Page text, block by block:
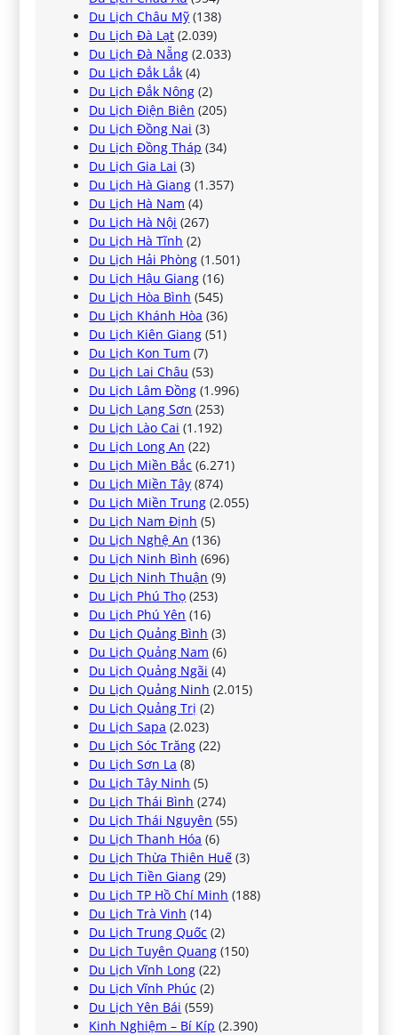
Du Lịch Châu Mỹ (138)
Du Lịch Đà Lạt (2.039)
Du Lịch Đà Nẵng (2.033)
Du Lịch Đắk Lắk (4)
Du Lịch Đắk Nông (2)
Du Lịch Điện Biên (205)
Du Lịch Đồng Nai (3)
Du Lịch Đồng Tháp (34)
Du Lịch Gia Lai (3)
Du Lịch Hà Giang (1.357)
Du Lịch Hà Nam (4)
Du Lịch Hà Nội (267)
Du Lịch Hà Tĩnh (2)
Du Lịch Hải Phòng (1.501)
Du Lịch Hậu Giang (16)
Du Lịch Hòa Bình (545)
Du Lịch Khánh Hòa (36)
Du Lịch Kiên Giang (51)
Du Lịch Kon Tum (7)
Du Lịch Lai Châu (53)
Du Lịch Lâm Đồng (1.996)
Du Lịch Lạng Sơn (253)
Du Lịch Lào Cai (1.192)
Du Lịch Long An (22)
Du Lịch Miền Bắc (6.271)
Du Lịch Miền Tây (874)
Du Lịch Miền Trung (2.055)
Du Lịch Nam Định (5)
Du Lịch Nghệ An (136)
Du Lịch Ninh Bình (696)
Du Lịch Ninh Thuận (9)
Du Lịch Phú Thọ (253)
Du Lịch Phú Yên (16)
Du Lịch Quảng Bình (3)
Du Lịch Quảng Nam (6)
Du Lịch Quảng Ngãi (4)
Du Lịch Quảng Ninh (2.015)
Du Lịch Quảng Trị (2)
Du Lịch Sapa (2.023)
Du Lịch Sóc Trăng (22)
Du Lịch Sơn La (8)
Du Lịch Tây Ninh (5)
Du Lịch Thái Bình (274)
Du Lịch Thái Nguyên (55)
Du Lịch Thanh Hóa (6)
Du Lịch Thừa Thiên Huế (3)
Du Lịch Tiền Giang (29)
Du Lịch TP Hồ Chí Minh (188)
Du Lịch Trà Vinh (14)
Du Lịch Trung Quốc (2)
Du Lịch Tuyên Quang (150)
Du Lịch Vĩnh Long (22)
Du Lịch Vĩnh Phúc (2)
Du Lịch Yên Bái (559)
Kinh Nghiệm – Bí Kíp (2.390)